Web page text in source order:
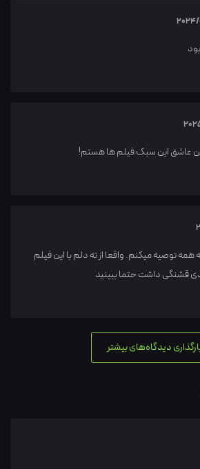
2024/
عاشق این سبک فیلم ها هستم!
همه توصیه میکنم. واقعا از ته دلم با این فیلم
قشنگی داشت حتما ببینید
دیدگاه‌های بیشتر